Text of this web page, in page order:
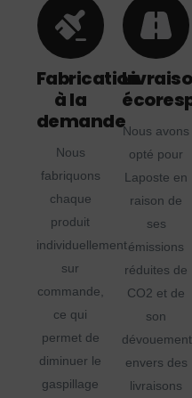
Fabrication
à la
demande
Nous
fabriquons
chaque
produit
individuellement
sur
commande,
ce qui
permet de
diminuer le
gaspillage
Nous avons
opté pour
Laposte en
raison de
ses
émissions
réduites de
CO2 et de
son
dévouement
envers des
livraisons